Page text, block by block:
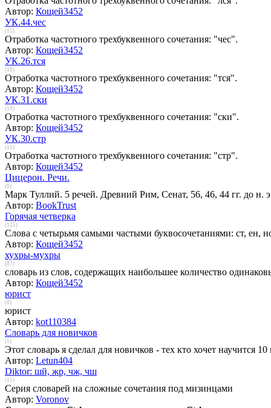
Автор: Кощей3452
УК.44.чес
(15)
Отработка частотного трехбуквенного сочетания: "чес".
Автор: Кощей3452
УК.26.тся
(16)
Отработка частотного трехбуквенного сочетания: "тся".
Автор: Кощей3452
УК.31.ски
(19)
Отработка частотного трехбуквенного сочетания: "ски".
Автор: Кощей3452
УК.30.стр
(15)
Отработка частотного трехбуквенного сочетания: "стр".
Автор: Кощей3452
Цицерон. Речи.
(0)
Марк Туллий. 5 речей. Древний Рим, Сенат, 56, 46, 44 гг. до н.
Автор: BookTrust
Горячая четверка
(125)
Слова с четырьмя самыми частыми буквосочетаниями: ст, ен,
Автор: Кощей3452
хухры-мухры
(87)
словарь из слов, содержащих наибольшее количество
Автор: Кощей3452
юрист
(0)
юрист
Автор: kot110384
Cловарь для новичков
(1)
Этот словарь я сделал для новичков - тех кто хочет научится
Автор: Letun404
Diktor: шй, жр, чж, чш
(15)
Серия словарей на сложные сочетания под мизинцами
Автор: Voronov